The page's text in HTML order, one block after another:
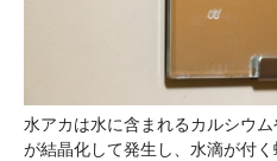
水アカは水に含まれるカルシウ
が結晶化して発生し、水滴が付